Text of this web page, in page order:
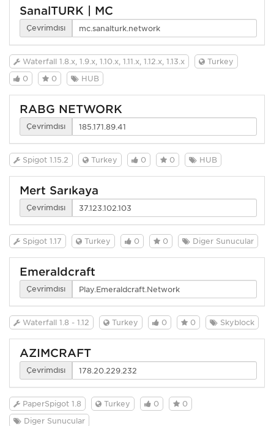
SanalTURK | MC
Çevrimdışı
Waterfall 1.8.x, 1.9.x, 1.10.x, 1.11.x, 1.12.x, 1.13.x
Turkey
0
0 HUB
RABG NETWORK
Çevrimdışı
Spigot 1.15.2 Turkey 0 0 HUB
Mert Sarıkaya
Çevrimdışı
Spigot 1.17 Turkey 0 0 Diğer Sunucular
Emeraldcraft
Çevrimdışı
Waterfall 1.8 - 1.12 Turkey 0 0 Skyblock
AZİMCRAFT
Çevrimdışı
PaperSpigot 1.8 Turkey 0
0
Diğer Sunucular